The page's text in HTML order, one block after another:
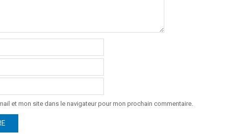
et mon site dans le navigateur pour mon prochain commentaire.